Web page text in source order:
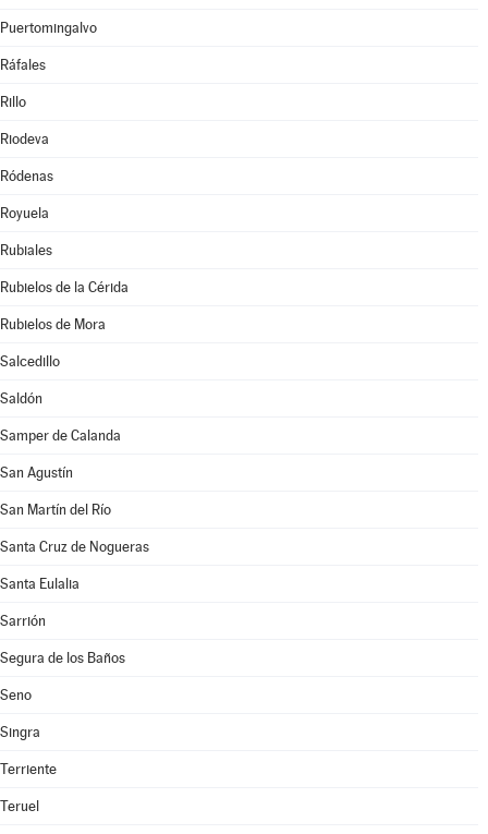
Puertomingalvo
Ráfales
Rillo
Riodeva
Ródenas
Royuela
Rubiales
Rubielos de la Cérida
Rubielos de Mora
Salcedillo
Saldón
Samper de Calanda
San Agustín
San Martín del Río
Santa Cruz de Nogueras
Santa Eulalia
Sarrión
Segura de los Baños
Seno
Singra
Terriente
Teruel